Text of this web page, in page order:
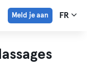
Meld je aan FR